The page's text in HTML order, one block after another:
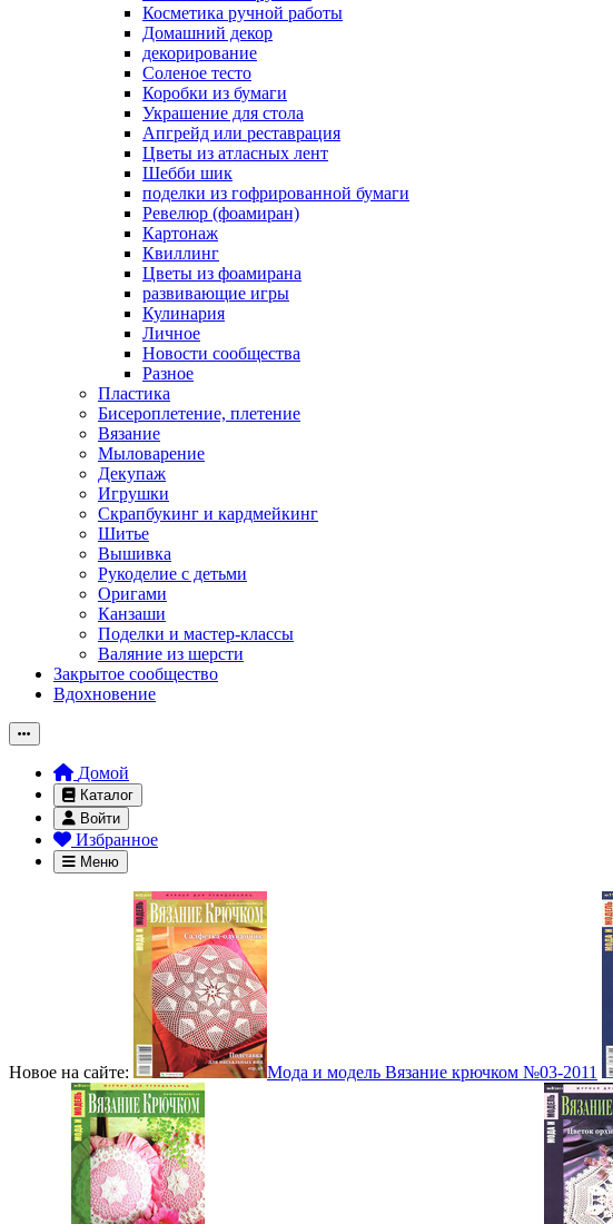
Косметика ручной работы
Домашний декор
декорирование
Соленое тесто
Коробки из бумаги
Украшение для стола
Апгрейд или реставрация
Цветы из атласных лент
Шебби шик
поделки из гофрированной бумаги
Ревелюр (фоамиран)
Картонаж
Квиллинг
Цветы из фоамирана
развивающие игры
Кулинария
Личное
Новости сообщества
Разное
Пластика
Бисероплетение, плетение
Вязание
Мыловарение
Декупаж
Игрушки
Скрапбукинг и кардмейкинг
Шитье
Вышивка
Рукоделие с детьми
Оригами
Канзаши
Поделки и мастер-классы
Валяние из шерсти
Закрытое сообщество
Вдохновение
Домой
Каталог
Войти
Избранное
Меню
Новое на сайте: Мода и модель Вязание крючком №03-2011